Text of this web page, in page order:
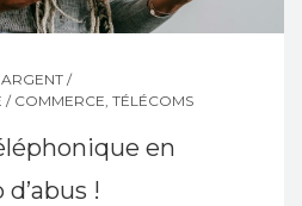
ARGENT /
/ COMMERCE TÉLÉCOMS
en
!